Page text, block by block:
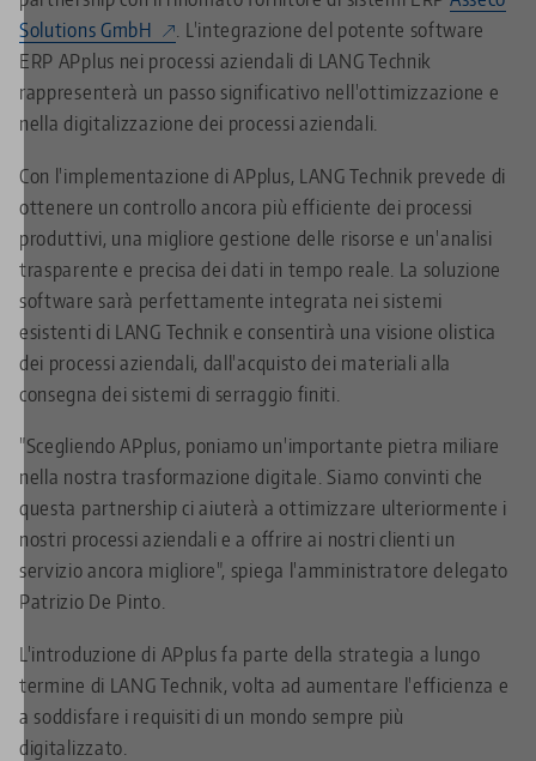
Solutions GmbH
. L'integrazione del potente software
ERP APplus nei processi aziendali di LANG Technik
rappresenterà un passo significativo nell'ottimizzazione e
nella digitalizzazione dei processi aziendali.
Con l'implementazione di APplus, LANG Technik prevede di
ottenere un controllo ancora più efficiente dei processi
produttivi, una migliore gestione delle risorse e un'analisi
trasparente e precisa dei dati in tempo reale. La soluzione
software sarà perfettamente integrata nei sistemi
esistenti di LANG Technik e consentirà una visione olistica
dei processi aziendali, dall'acquisto dei materiali alla
consegna dei sistemi di serraggio finiti.
"Scegliendo APplus, poniamo un'importante pietra miliare
nella nostra trasformazione digitale. Siamo convinti che
questa partnership ci aiuterà a ottimizzare ulteriormente i
nostri processi aziendali e a offrire ai nostri clienti un
servizio ancora migliore", spiega l'amministratore delegato
Patrizio De Pinto.
L'introduzione di APplus fa parte della strategia a lungo
termine di LANG Technik, volta ad aumentare l'efficienza e
a soddisfare i requisiti di un mondo sempre più
digitalizzato.